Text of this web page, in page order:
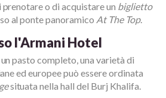
o di acquistare un biglietto
al ponte panoramico At The Top.
l'Armani Hotel
pasto completo, una varietà di
ed europee può essere ordinata
situata nella hall del Burj Khalifa.